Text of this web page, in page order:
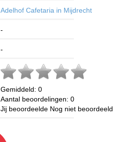
Adelhof Cafetaria in Mijdrecht
-
-
Gemiddeld: 0
Aantal beoordelingen: 0
Jij beoordeelde Nog niet beoordeeld